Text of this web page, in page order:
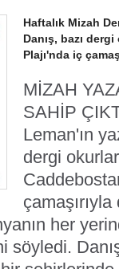
Haftalık Mizah
Danış, bazı
Plajı'nda iç
MİZAH
SAHİP
Leman'ın
dergi
her
söyledi.